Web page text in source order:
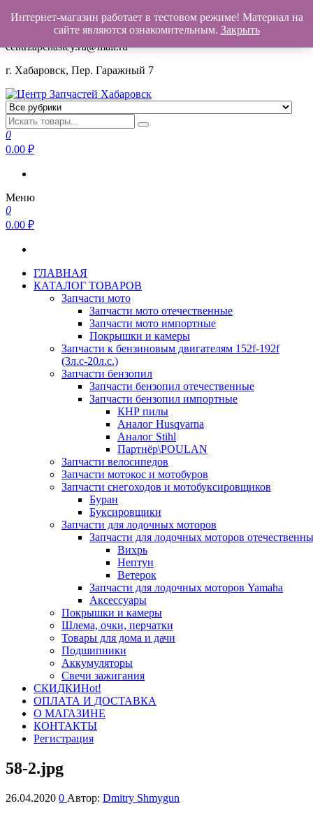
+7(962)503-00-25
centrzapchastey.ru@mail.ru
г. Хабаровск, Пер. Гаражный 7
Центр Запчастей Хабаровск
Запчасти для авто,
мото,бензопил,велосипедов,снегоходов,бензопил и т.д.
Хабаровск
0
0.00 ₽
Меню
0
0.00 ₽
ГЛАВНАЯ
КАТАЛОГ ТОВАРОВ
Запчасти мото
Запчасти мото отечественные
Запчасти мото импортные
Покрышки и камеры
Запчасти к бензиновым двигателям 152f-192f
(3л.с-20л.с.)
Запчасти бензопил
Запчасти бензопил отечественные
Запчасти бензопил импортные
КНР пилы
Аналог Husqvarna
Аналог Stihl
Партнёр\POULAN
Запчасти велосипедов
Запчасти мотокос и мотобуров
Запчасти снегоходов и мотобуксировщиков
Буран
Буксировщики
Запчасти для лодочных моторов
Запчасти для лодочных моторов
Вихрь
Нептун
Ветерок
Запчасти для лодочных моторов Yamaha
Аксессуары
Покрышки и камеры
Шлема, очки, перчатки
Товары для дома и дачи
Подшипники
Аккумуляторы
Свечи зажигания
СКИДКИHot!
ОПЛАТА И ДОСТАВКА
О МАГАЗИНЕ
КОНТАКТЫ
Регистрация
58-2.jpg
26.04.2020 0 Автор: Dmitry Shmygun
Интернет-магазин работает в тестовом режиме! Материал на
сайте являются ознакомительным. Закрыть